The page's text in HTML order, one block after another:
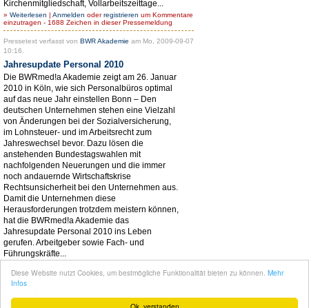
Diese Website nutzt Cookies, um bestmögliche Funktionalität bieten zu können. Mehr
Infos
Kirchenmitgliedschaft, Vollarbeitszeittage...
» Weiterlesen | Anmelden oderregistrieren um Kommentare
einzutragen - 1688 Zeichen in dieser Pressemeldung
Pressetext verfasst von BWR Akademie am Mo, 2009-09-07
10:16.
Jahresupdate Personal 2010
Die BWRmed!a Akademie zeigt am 26. Januar
2010 in Köln, wie sich Personalbüros optimal
auf das neue Jahr einstellen Bonn – Den
deutschen Unternehmen stehen eine Vielzahl
von Änderungen bei der Sozialversicherung,
im Lohnsteuer- und im Arbeitsrecht zum
Jahreswechsel bevor. Dazu lösen die
anstehenden Bundestagswahlen mit
nachfolgenden Neuerungen und die immer
noch andauernde Wirtschaftskrise
Rechtsunsicherheit bei den Unternehmen aus.
Damit die Unternehmen diese
Herausforderungen trotzdem meistern können,
hat die BWRmed!a Akademie das
Jahresupdate Personal 2010 ins Leben
gerufen. Arbeitgeber sowie Fach- und
Führungskräfte...
einzutragen - 3197 Zeichen in dieser Pressemeldung